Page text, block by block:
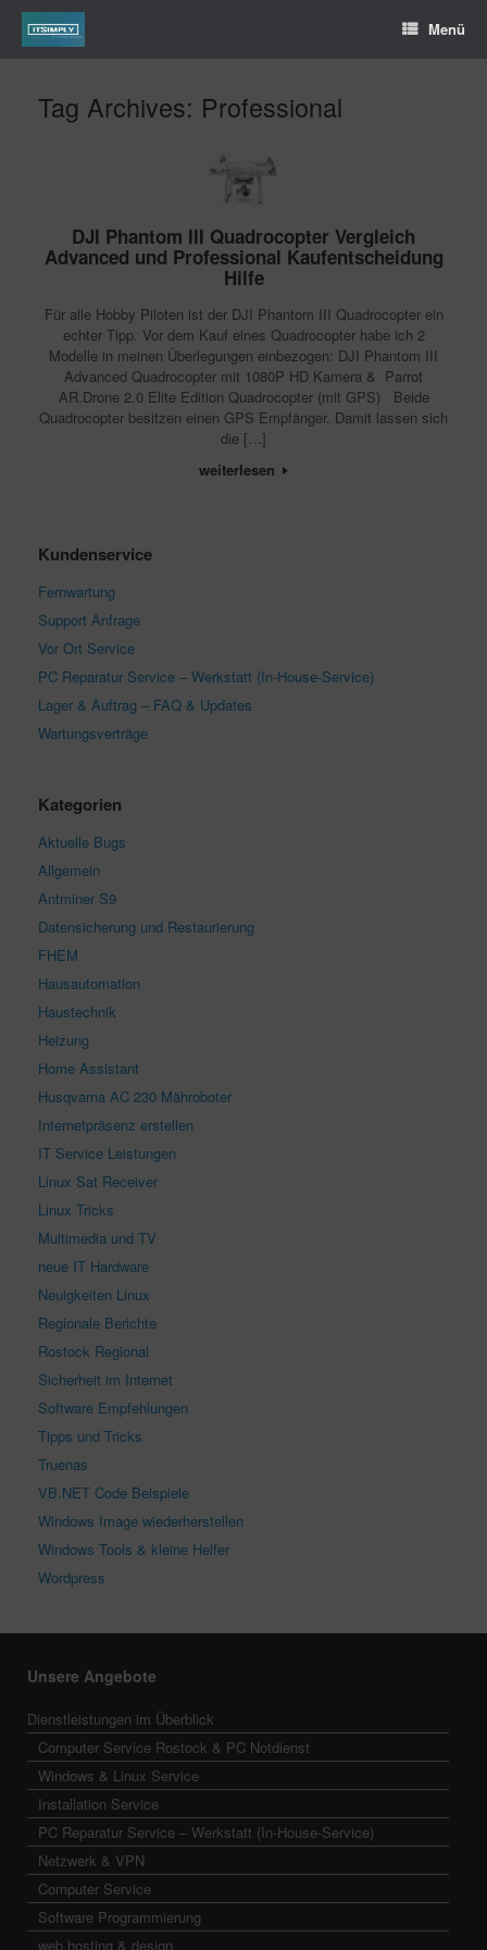
Menü
Tag Archives: Professional
DJI Phantom III Quadrocopter Vergleich
Advanced und Professional Kaufentscheidung
Hilfe
Für alle Hobby Piloten ist der DJI Phantom III Quadrocopter ein
echter Tipp. Vor dem Kauf eines Quadrocopter habe ich 2
Modelle in meinen Überlegungen einbezogen: DJI Phantom III
Advanced Quadrocopter mit 1080P HD Kamera & Parrot
AR.Drone 2.0 Elite Edition Quadrocopter (mit GPS) Beide
Quadrocopter besitzen einen GPS Empfänger. Damit lassen sich
die […]
weiterlesen
Kundenservice
Fernwartung
Support Anfrage
Vor Ort Service
PC Reparatur Service – Werkstatt (In-House-Service)
Lager & Auftrag – FAQ & Updates
Wartungsverträge
Kategorien
Aktuelle Bugs
Allgemein
Antminer S9
Datensicherung und Restaurierung
FHEM
Hausautomation
Haustechnik
Heizung
Home Assistant
Husqvarna AC 230 Mähroboter
Internetpräsenz erstellen
IT Service Leistungen
Linux Sat Receiver
Linux Tricks
Multimedia und TV
neue IT Hardware
Neuigkeiten Linux
Regionale Berichte
Rostock Regional
Sicherheit im Internet
Software Empfehlungen
Tipps und Tricks
Truenas
VB.NET Code Beispiele
Windows Image wiederherstellen
Windows Tools & kleine Helfer
Wordpress
Unsere Angebote
Dienstleistungen im Überblick
Computer Service Rostock & PC Notdienst
Windows & Linux Service
Installation Service
PC Reparatur Service – Werkstatt (In-House-Service)
Netzwerk & VPN
Computer Service
Software Programmierung
web hosting & design